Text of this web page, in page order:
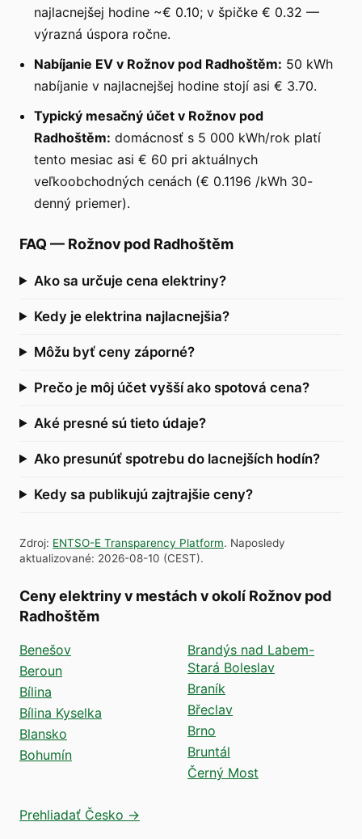
najlacnejšej hodine ~€ 0.10; v špičke € 0.32 —
výrazná úspora ročne.
Nabíjanie EV v Rožnov pod Radhoštěm: 50 kWh
nabíjanie v najlacnejšej hodine stojí asi € 3.70.
Typický mesačný účet v Rožnov pod
Radhoštěm: domácnosť s 5 000 kWh/rok platí
tento mesiac asi € 60 pri aktuálnych
veľkoobchodných cenách (€ 0.1196 /kWh 30-
denný priemer).
FAQ — Rožnov pod Radhoštěm
Ako sa určuje cena elektriny?
Kedy je elektrina najlacnejšia?
Môžu byť ceny záporné?
Prečo je môj účet vyšší ako spotová cena?
Aké presné sú tieto údaje?
Ako presunúť spotrebu do lacnejších hodín?
Kedy sa publikujú zajtrajšie ceny?
Zdroj: ENTSO-E Transparency Platform. Naposledy
aktualizované: 2026-08-10 (CEST).
Ceny elektriny v mestách v okolí Rožnov pod
Radhoštěm
Benešov
Beroun
Bílina
Bílina Kyselka
Blansko
Bohumín
Brandýs nad Labem-
Stará Boleslav
Braník
Břeclav
Brno
Bruntál
Černý Most
Prehliadať Česko →